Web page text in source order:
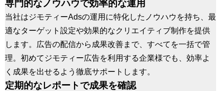
専門的なノウハウで効率的な運用
当社はジモティーAdsの運用に特化したノウハウを持ち、最
適なターゲット設定や効果的なクリエイティブ制作を提供
します。広告の配信から成果改善まで、すべてを一括で管
理。初めてジモティー広告を利用する企業様でも、効率よ
く成果を出せるよう徹底サポートします。
定期的なレポートで成果を確認